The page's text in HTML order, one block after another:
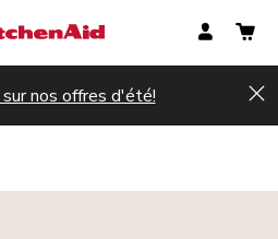
nos offres d'été!